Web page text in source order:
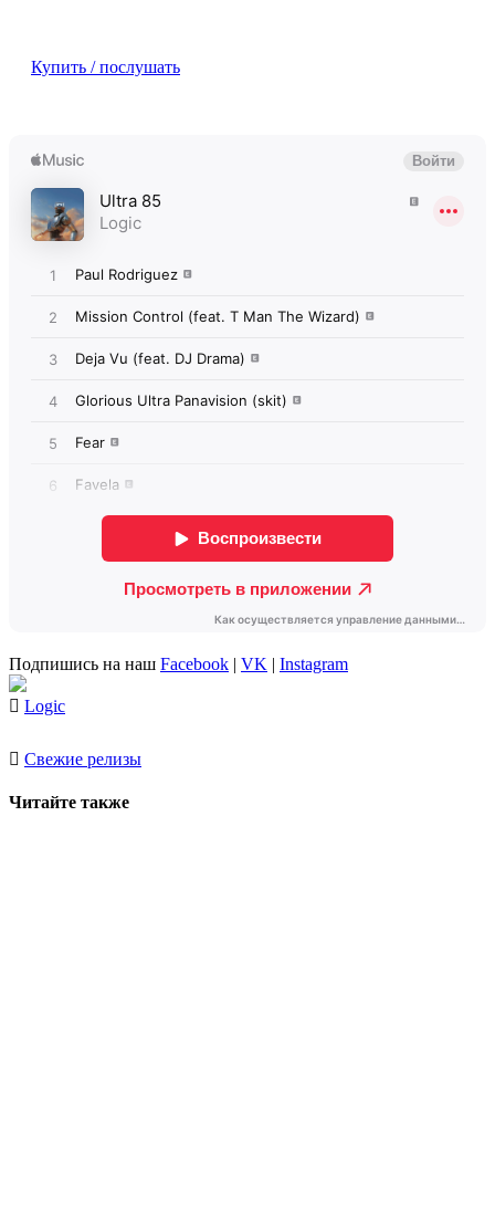
Купить / послушать
Подпишись на наш Facebook | VK | Instagram
Logic
Свежие релизы
Читайте также